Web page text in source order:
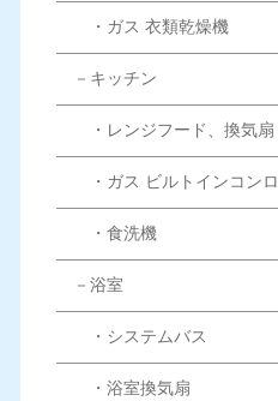
・ガス 衣類乾燥機
－キッチン
・レンジフード、換気扇
・ガス ビルトインコンロ
・食洗機
－浴室
・システムバス
・浴室換気扇